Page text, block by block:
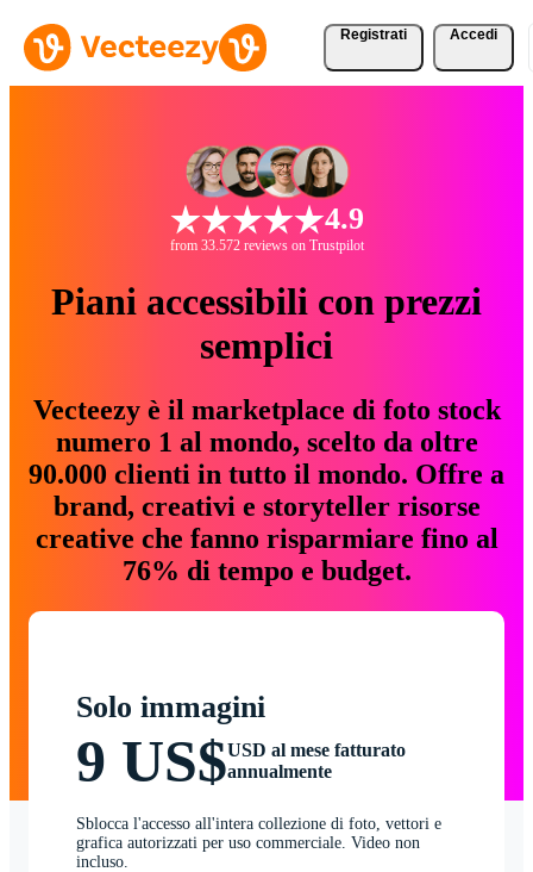
Registrati Accedi
4.9
from 33.572 reviews on Trustpilot
Piani accessibili con prezzi
semplici
Vecteezy è il marketplace di foto stock
numero 1 al mondo, scelto da oltre
90.000 clienti in tutto il mondo. Offre a
brand, creativi e storyteller risorse
creative che fanno risparmiare fino al
76% di tempo e budget.
Solo immagini
9 US$USD al mese fatturato
annualmente
Sblocca l'accesso all'intera collezione di foto, vettori e
grafica autorizzati per uso commerciale. Video non
incluso.